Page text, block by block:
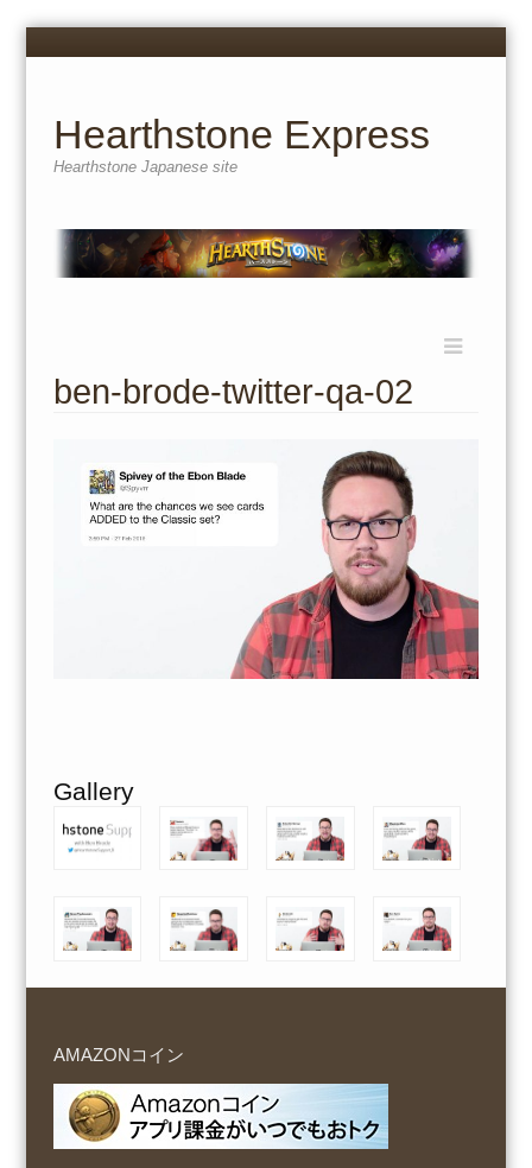
Menu
Hearthstone Express
Hearthstone Japanese site
content
ben-brode-twitter-qa-02
Gallery
AMAZONコイン